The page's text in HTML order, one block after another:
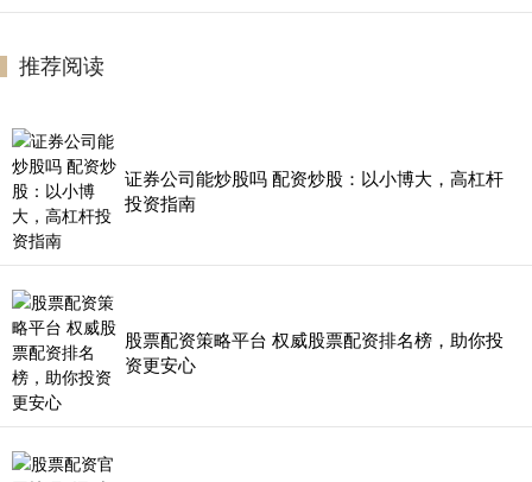
推荐阅读
证券公司能炒股吗 配资炒股：以小博大，高杠杆
投资指南
股票配资策略平台 权威股票配资排名榜，助你投
资更安心